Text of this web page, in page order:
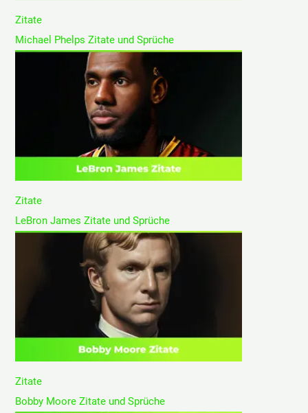
Zitate
Michael Phelps Zitate und Sprüche
Zitate
LeBron James Zitate und Sprüche
Zitate
Bobby Moore Zitate und Sprüche